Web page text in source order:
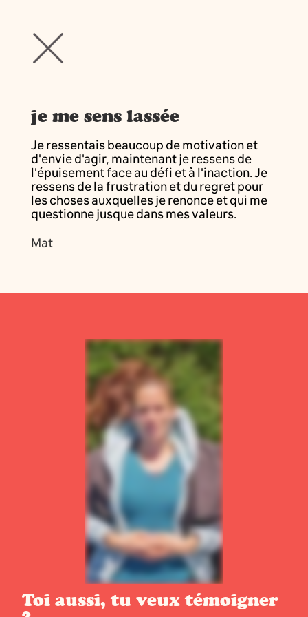
je me sens lassée
Je ressentais beaucoup de motivation et
d'envie d'agir, maintenant je ressens de
l'épuisement face au défi et à l'inaction. Je
ressens de la frustration et du regret pour
les choses auxquelles je renonce et qui me
questionne jusque dans mes valeurs.
Mat
Toi aussi, tu veux témoigner